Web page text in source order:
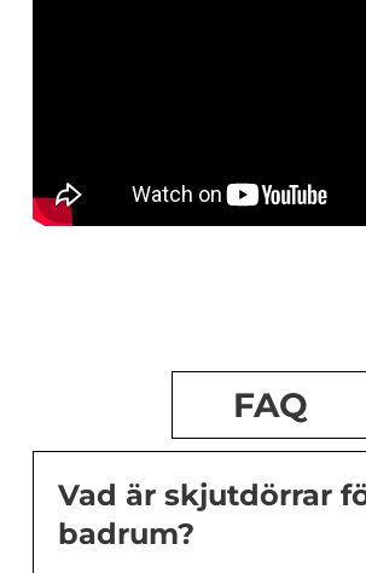
FAQ
Vad är skjutdörrar
badrum?